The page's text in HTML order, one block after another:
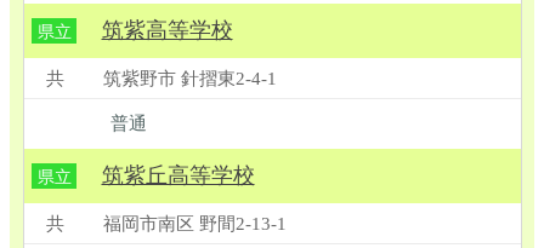
県立 筑紫高等学校
共 筑紫野市 針摺東2-4-1
普通
県立 筑紫丘高等学校
共 福岡市南区 野間2-13-1